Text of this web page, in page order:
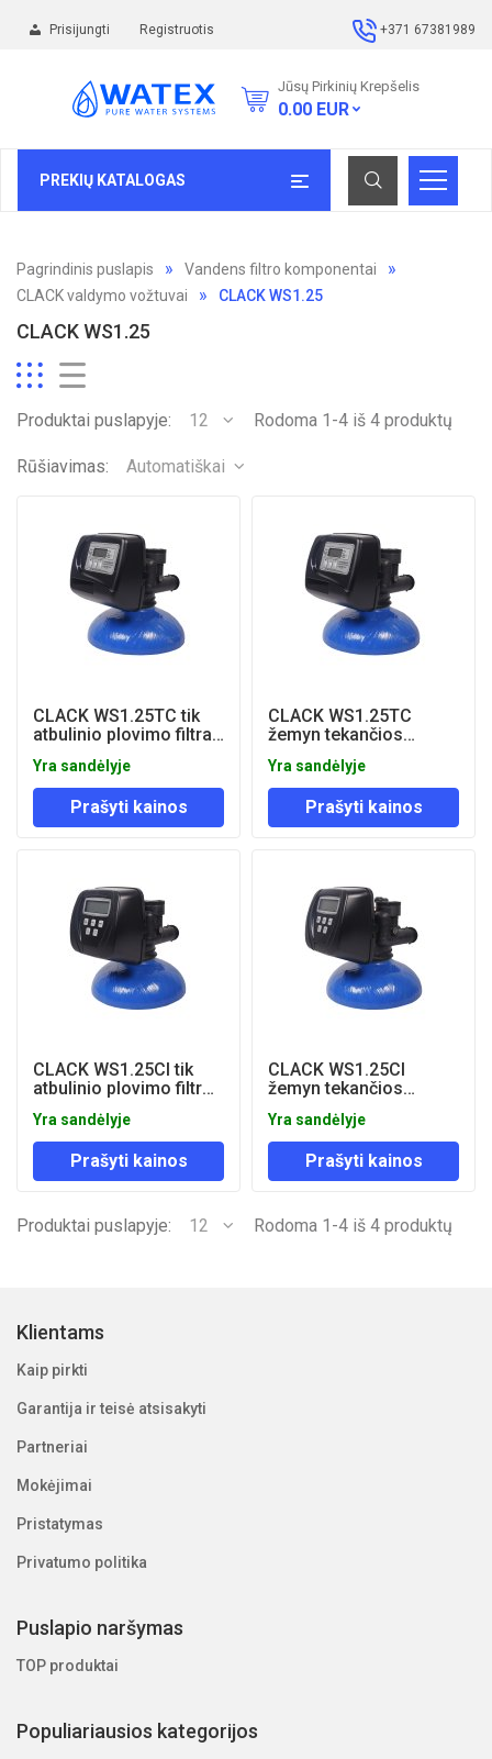
Prisijungti Registruotis +371 67381989
Jūsų Pirkinių Krepšelis
0.00 EUR
PREKIŲ KATALOGAS
Pagrindinis puslapis
Vandens filtro komponentai
CLACK valdymo vožtuvai
CLACK WS1.25
CLACK WS1.25
Produktai puslapyje: 12 Rodoma 1-4 iš 4 produktų
Rūšiavimas: Automatiškai
CLACK WS1.25TC tik
atbulinio plovimo filtras
vožtuvas)
Yra sandėlyje
Prašyti kainos
CLACK WS1.25TC
žemyn tekančios
(tik laikmačio
valdymas)
Yra sandėlyje
Prašyti kainos
CLACK WS1.25CI tik
atbulinio plovimo filtro
skaitiklio)
Yra sandėlyje
Prašyti kainos
CLACK WS1.25CI
žemyn tekančios
skaitikliniai valdymo
vožtuvai
Yra sandėlyje
Prašyti kainos
Produktai puslapyje: 12 Rodoma 1-4 iš 4 produktų
Klientams
Kaip pirkti
Garantija ir teisė atsisakyti
Partneriai
Mokėjimai
Pristatymas
Privatumo politika
Puslapio naršymas
TOP produktai
Populiariausios kategorijos